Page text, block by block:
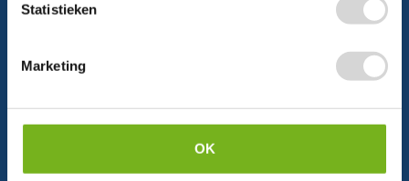
Statistieken
Marketing
OK
Schrijf je in en ontvang direct
Krijg af en toe mails van ons